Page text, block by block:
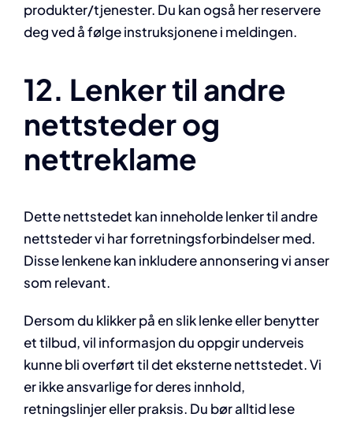
produkter/tjenester. Du kan også her reservere
deg ved å følge instruksjonene i meldingen.
12. Lenker til andre
nettsteder og
nettreklame
Dette nettstedet kan inneholde lenker til andre
nettsteder vi har forretningsforbindelser med.
Disse lenkene kan inkludere annonsering vi anser
som relevant.
Dersom du klikker på en slik lenke eller benytter
et tilbud, vil informasjon du oppgir underveis
kunne bli overført til det eksterne nettstedet. Vi
er ikke ansvarlige for deres innhold,
retningslinjer eller praksis. Du bør alltid lese